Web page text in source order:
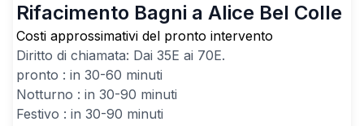
Rifacimento Bagni a Alice Bel Colle
Costi approssimativi del pronto intervento
Diritto di chiamata: Dai 35E ai 70E.
pronto : in 30-60 minuti
Notturno : in 30-90 minuti
Festivo : in 30-90 minuti